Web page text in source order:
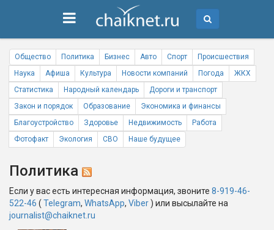
Общество Политика Бизнес Авто Спорт
Происшествия
Наука
Афиша Культура Новости компаний Погода
ЖКХ
Статистика
Народный календарь
Дороги и транспорт
Закон и порядок
Образование
Экономика и финансы
Благоустройство
Здоровье Недвижимость
Работа
Фотофакт
Экология СВО Наше будущее
Политика
Если у вас есть интересная информация, звоните 8-919-46-
522-46 ( Telegram, WhatsApp, Viber) или высылайте на
journalist@chaiknet.ru